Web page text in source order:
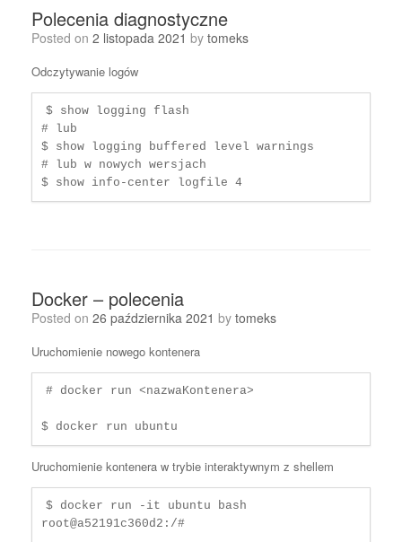
Polecenia diagnostyczne
Posted on 2 listopada 2021 by tomeks
Odczytywanie logów
$ show logging flash
# lub
$ show logging buffered level warnings
# lub w nowych wersjach
$ show info-center logfile 4
Docker – polecenia
Posted on 26 października 2021 by tomeks
Uruchomienie nowego kontenera
# docker run <nazwaKontenera>
$ docker run ubuntu
Uruchomienie kontenera w trybie interaktywnym z shellem
$ docker run -it ubuntu bash
root@a52191c360d2:/#